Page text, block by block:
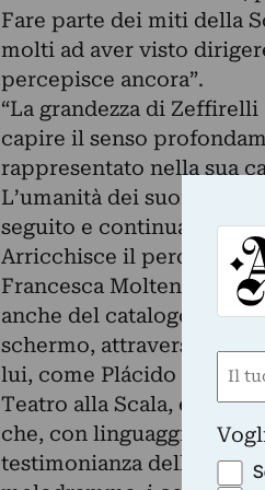
Fare parte dei miti della
molti ad aver visto
percepisce ancora”.
“La grandezza di
capire il senso
rappresentato nella sua
L’umanità dei suoi
seguito e continua
Arricchisce il percorso
Francesca Molteni con
anche del catalogo, che
schermo, attraverso le
lui, come Plácido
Teatro alla Scala, e dei
che, con linguaggi
testimonianza della
Nome